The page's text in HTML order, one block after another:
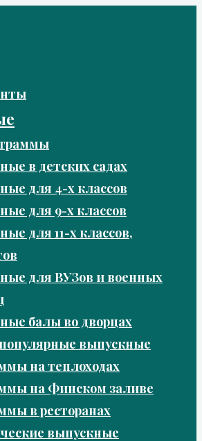
в детских садах
для 4-х классов
для 9-х классов
для 11-х классов,
для ВУЗов и военных
балы во дворцах
выпускные
на теплоходах
на Финском заливе
в ресторанах
выпускные